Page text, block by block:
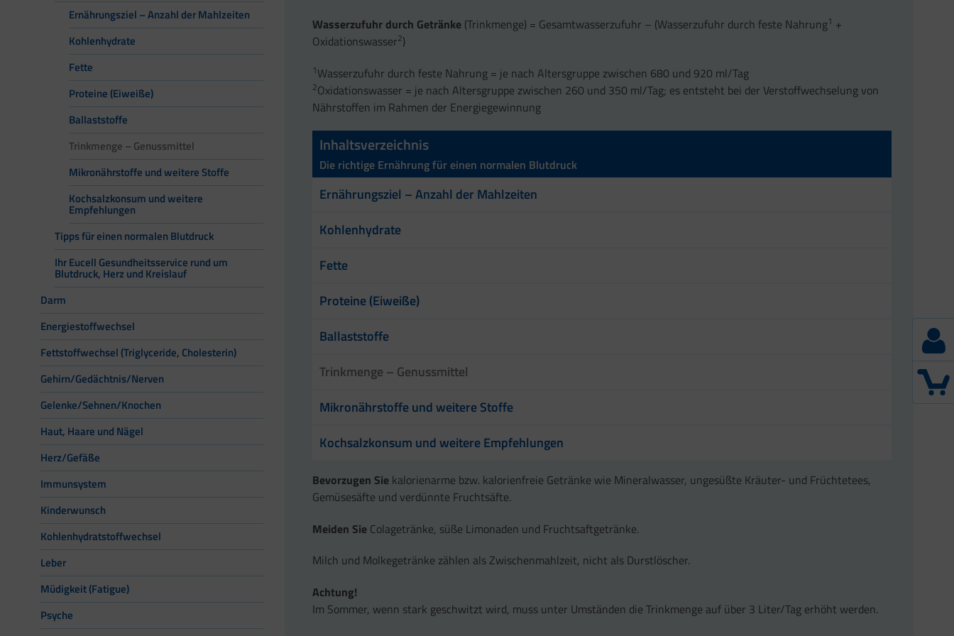
Ernährungsziel – Anzahl der Mahlzeiten
Kohlenhydrate
Fette
Proteine (Eiweiße)
Ballaststoffe
Trinkmenge – Genussmittel
Mikronährstoffe und weitere Stoffe
Kochsalzkonsum und weitere
Empfehlungen
Tipps für einen normalen Blutdruck
Ihr Eucell Gesundheitsservice rund um
Blutdruck, Herz und Kreislauf
Darm
Energiestoffwechsel
Fettstoffwechsel (Triglyceride, Cholesterin)
Gehirn/Gedächtnis/Nerven
Gelenke/Sehnen/Knochen
Haut, Haare und Nägel
Herz/Gefäße
Immunsystem
Kinderwunsch
Kohlenhydratstoffwechsel
Leber
Müdigkeit (Fatigue)
Psyche
Wasserzufuhr durch Getränke (Trinkmenge) = Gesamtwasserzufuhr – (Wasserzufuhr durch feste Nahrung1 +
Oxidationswasser2)
1Wasserzufuhr durch feste Nahrung = je nach Altersgruppe zwischen 680 und 920 ml/Tag
2Oxidationswasser = je nach Altersgruppe zwischen 260 und 350 ml/Tag; es entsteht bei der Verstoffwechselung von
Nährstoffen im Rahmen der Energiegewinnung
Inhaltsverzeichnis
Die richtige Ernährung für einen normalen Blutdruck
Ernährungsziel – Anzahl der Mahlzeiten
Kohlenhydrate
Fette
Proteine (Eiweiße)
Ballaststoffe
Trinkmenge – Genussmittel
Mikronährstoffe und weitere Stoffe
Kochsalzkonsum und weitere Empfehlungen
Bevorzugen Sie kalorienarme bzw. kalorienfreie Getränke wie Mineralwasser, ungesüßte Kräuter- und Früchtetees,
Gemüsesäfte und verdünnte Fruchtsäfte.
Meiden Sie Colagetränke, süße Limonaden und Fruchtsaftgetränke.
Milch und Molkegetränke zählen als Zwischenmahlzeit, nicht als Durstlöscher.
Achtung!
Im Sommer, wenn stark geschwitzt wird, muss unter Umständen die Trinkmenge auf über 3 Liter/Tag erhöht werden.